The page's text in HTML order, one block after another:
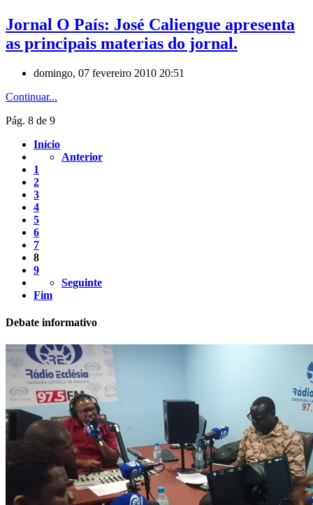
Jornal O País: José Caliengue apresenta
as principais materias do jornal.
domingo, 07 fevereiro 2010 20:51
Continuar...
Pág. 8 de 9
Início
Anterior
1
2
3
4
5
6
7
8
9
Seguinte
Fim
Debate informativo